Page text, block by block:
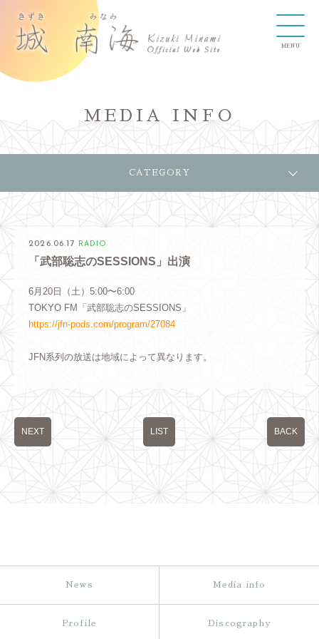
MEDIA INFO
CATEGORY
2026.06.17 RADIO
「武部聡志のSESSIONS」出演
6月20日（土）5:00〜6:00
TOKYO FM「武部聡志のSESSIONS」
https://jfn-pods.com/program/27084
JFN系列の放送は地域によって異なります。
NEXT LIST BACK
News Media info
Profile Discography